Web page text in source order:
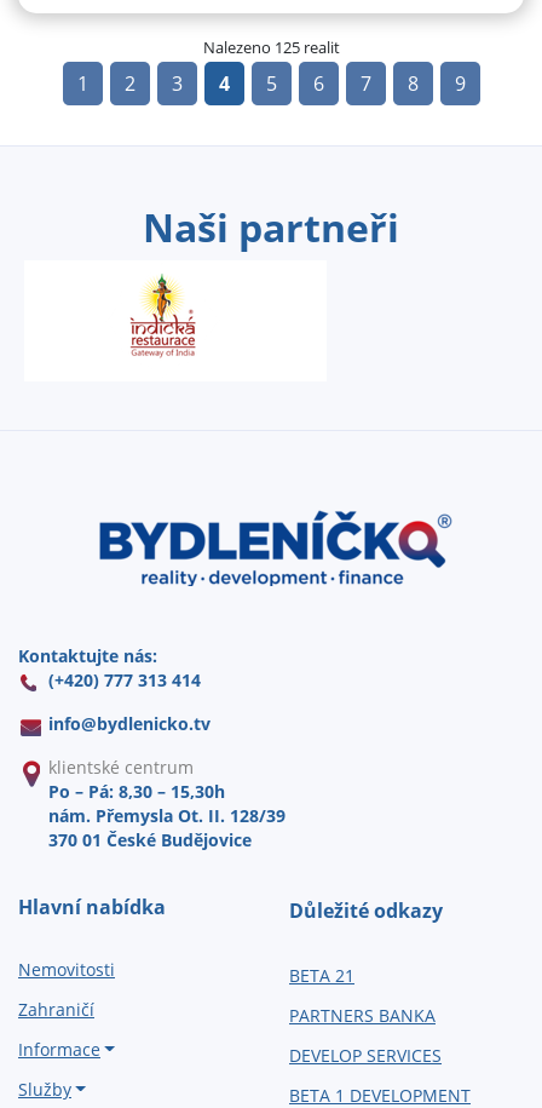
Nalezeno 125 realit
1 2 3 4 5 6 7 8 9
Naši partneři
Kontaktujte nás:
(+420) 777 313 414
info@bydlenicko.tv
klientské centrum
Po – Pá: 8,30 – 15,30h
nám. Přemysla Ot. II. 128/39
370 01 České Budějovice
Hlavní nabídka
Nemovitosti
Zahraničí
Informace
Služby
Důležité odkazy
BETA 21
PARTNERS BANKA
DEVELOP SERVICES
BETA 1 DEVELOPMENT